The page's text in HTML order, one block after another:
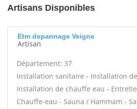
Artisans Disponibles
Etm depannage Veigne
Artisan
Département: 37
Installation sanitaire - Installation
Installation de chauffe eau -
Chauffe-eau - Sauna / Hammam -